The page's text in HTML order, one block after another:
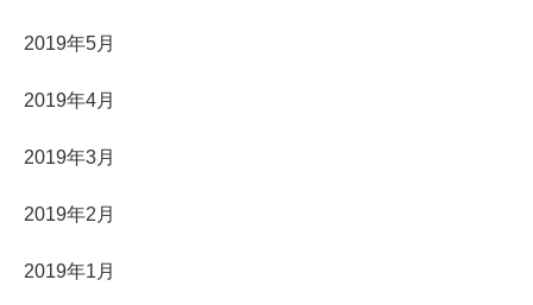
2019年5月
2019年4月
2019年3月
2019年2月
2019年1月